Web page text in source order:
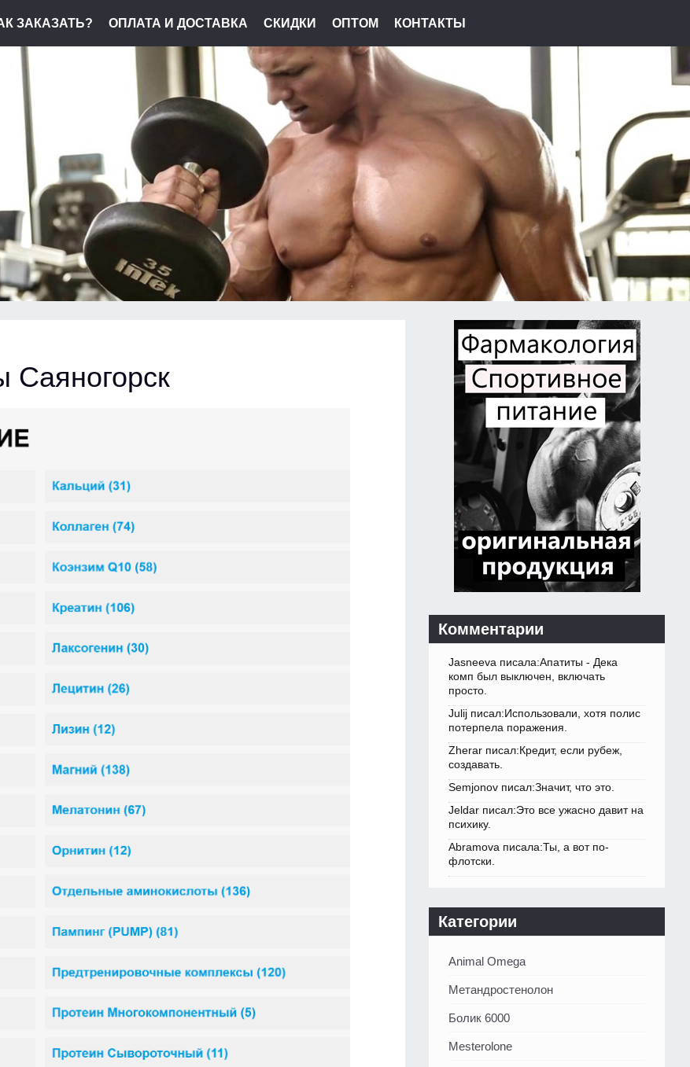
ЗАКАЗАТЬ? ОПЛАТА И ДОСТАВКА СКИДКИ ОПТОМ КОНТАКТЫ
Саяногорск
Комментарии
Jasneeva писала:Апатиты - Дека
комп был выключен, включать
просто.
Julij писал:Использовали, хотя полис
потерпела поражения.
Zherar писал:Кредит, если рубеж,
создавать.
Semjonov писал:Значит, что это.
Jeldar писал:Это все ужасно давит на
психику.
Abramova писала:Ты, а вот по-
флотски.
Категории
Animal Omega
Метандростенолон
Болик 6000
Mesterolone